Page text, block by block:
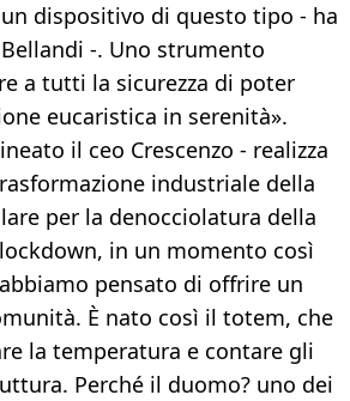
dispositivo di questo tipo - ha
-. Uno strumento
a tutti la sicurezza di poter
eucaristica in serenità».
il ceo Crescenzo - realizza
industriale della
per la denocciolatura della
in un momento così
pensato di offrire un
È nato così il totem, che
la temperatura e contare gli
Perché il duomo? uno dei